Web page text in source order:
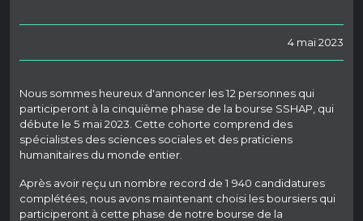
4 mai 2023
Nous sommes heureux d'annoncer les 12 personnes qui
participeront à la cinquième phase de la bourse SSHAP, qui
débute le 5 mai 2023. Cette cohorte comprend des
spécialistes des sciences sociales et des praticiens
humanitaires du monde entier.
Après avoir reçu un nombre record de 1 940 candidatures
complétées, nous avons maintenant choisi les boursiers qui
participeront à cette phase de notre bourse de la